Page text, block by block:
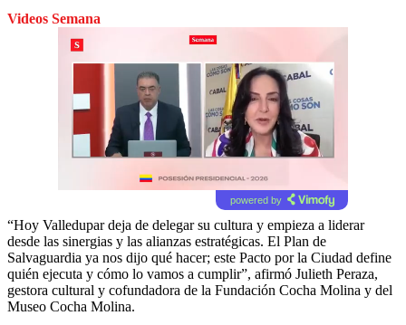
Videos Semana
powered by
“Hoy Valledupar deja de delegar su cultura y empieza a liderar
desde las sinergias y las alianzas estratégicas. El Plan de
Salvaguardia ya nos dijo qué hacer; este Pacto por la Ciudad define
quién ejecuta y cómo lo vamos a cumplir”, afirmó Julieth Peraza,
gestora cultural y cofundadora de la Fundación Cocha Molina y del
Museo Cocha Molina.